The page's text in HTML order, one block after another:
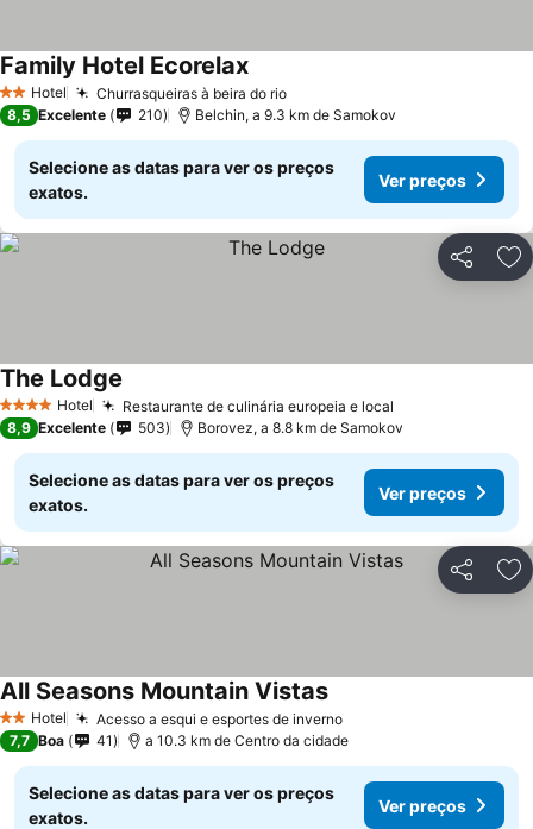
2 Estrelas
Hotel Churrasqueiras à beira do rio
Family Hotel Ecorelax
8,5 Excelente 210 Belchin, a 9.3 km de Samokov
Selecione as datas para ver os preços
exatos.
Ver preços
Partilhar
4 EstrelasHotel Restaurante de culinária europeia e local
The Lodge
8,9 Excelente 503 Borovez, a 8.8 km de Samokov
Selecione as datas para ver os preços
exatos.
Ver preços
Partilhar
2 Estrelas
Hotel Acesso a esqui e esportes de inverno
All Seasons Mountain Vistas
7,7 Boa 41 a 10.3 km de Centro da cidade
Selecione as datas para ver os preços
exatos.
Ver preços